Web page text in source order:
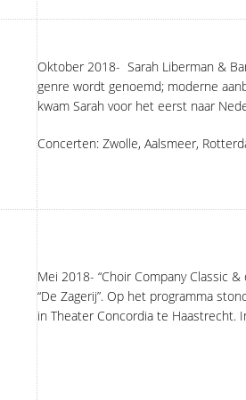
Oktober 2018- Sarah Liberman &
genre wordt genoemd; moderne
kwam Sarah voor het eerst naar
Concerten: Zwolle, Aalsmeer,
Mei 2018- “Choir Company Classic
“De Zagerij”. Op het programma
in Theater Concordia te Haastrecht.